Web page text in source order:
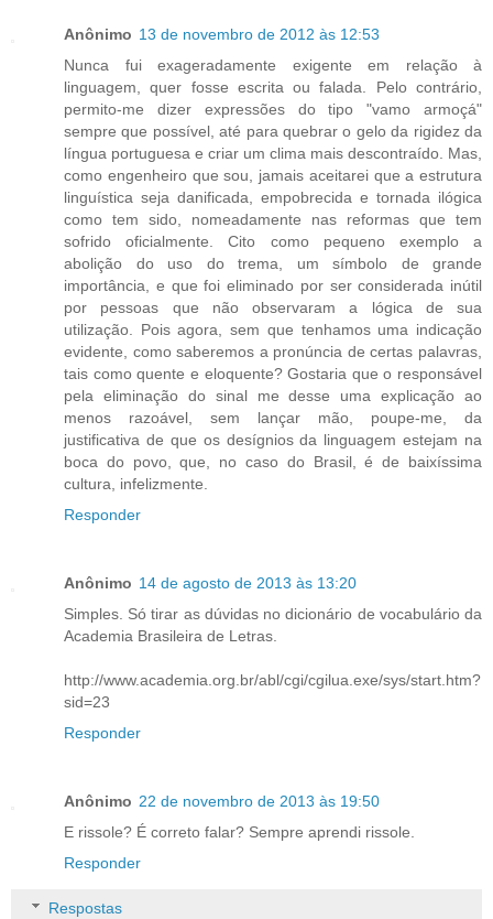
Anônimo 13 de novembro de 2012 às 12:53
Nunca fui exageradamente exigente em relação à
linguagem, quer fosse escrita ou falada. Pelo contrário,
permito-me dizer expressões do tipo "vamo armoçá"
sempre que possível, até para quebrar o gelo da rigidez da
língua portuguesa e criar um clima mais descontraído. Mas,
como engenheiro que sou, jamais aceitarei que a estrutura
linguística seja danificada, empobrecida e tornada ilógica
como tem sido, nomeadamente nas reformas que tem
sofrido oficialmente. Cito como pequeno exemplo a
abolição do uso do trema, um símbolo de grande
importância, e que foi eliminado por ser considerada inútil
por pessoas que não observaram a lógica de sua
utilização. Pois agora, sem que tenhamos uma indicação
evidente, como saberemos a pronúncia de certas palavras,
tais como quente e eloquente? Gostaria que o responsável
pela eliminação do sinal me desse uma explicação ao
menos razoável, sem lançar mão, poupe-me, da
justificativa de que os desígnios da linguagem estejam na
boca do povo, que, no caso do Brasil, é de baixíssima
cultura, infelizmente.
Responder
Anônimo 14 de agosto de 2013 às 13:20
Simples. Só tirar as dúvidas no dicionário de vocabulário da
Academia Brasileira de Letras.
http://www.academia.org.br/abl/cgi/cgilua.exe/sys/start.htm?
sid=23
Responder
Anônimo 22 de novembro de 2013 às 19:50
E rissole? É correto falar? Sempre aprendi rissole.
Responder
Respostas